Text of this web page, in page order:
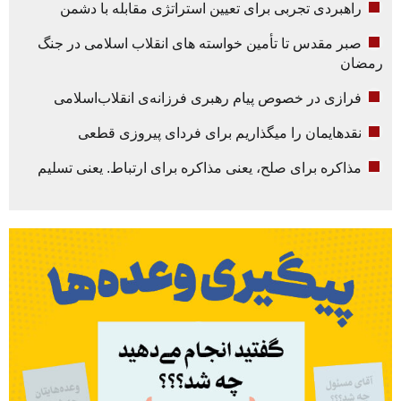
راهبردی تجربی برای تعیین استراتژی مقابله با دشمن
صبر مقدس تا تأمین خواسته های انقلاب اسلامی در جنگ
رمضان
فرازی در خصوص پیام رهبری فرزانه‌ی انقلاب‌اسلامی
نقدهایمان را میگذاریم برای فردای پیروزی قطعی
مذاکره برای صلح، یعنی مذاکره برای ارتباط. یعنی تسلیم